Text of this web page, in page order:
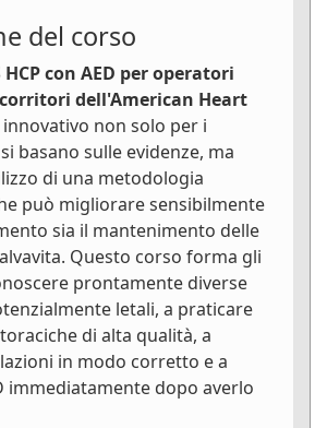
del corso
HCP con AED per operatori
dell'American Heart
innovativo non solo per i
basano sulle evidenze, ma
di una metodologia
può migliorare sensibilmente
sia il mantenimento delle
Questo corso forma gli
prontamente diverse
letali, a praticare
di alta qualità, a
in modo corretto e a
immediatamente dopo averlo